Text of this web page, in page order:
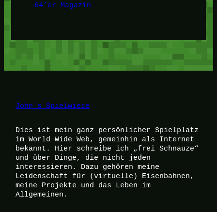
64’er Magazin
John's Spielwiese
Dies ist mein ganz persönlicher Spielplatz
im World Wide Web, gemeinhin als Internet
bekannt. Hier schreibe ich „frei Schnauze“
und über Dinge, die nicht jeden
interessieren. Dazu gehören meine
Leidenschaft für (virtuelle) Eisenbahnen,
meine Projekte und das Leben im
Allgemeinen.